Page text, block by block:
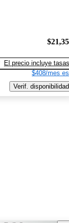
El precio incluye tasas
$408/mes
Verif. disponibilidad